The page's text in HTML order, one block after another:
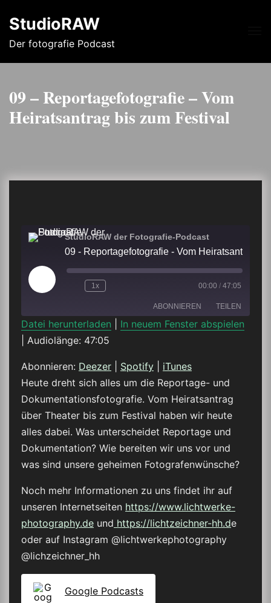
StudioRAW
Der fotografie Podcast
09 – Reportagefotografie – Vom
Heiratsantrag bis zum Festival
StudioRAW der Fotografie-Podcast
Play
Episode
1x 00:00 / 47:05
ABONNIEREN TEILEN
Deezer
RSS FEED
TEILEN
LINK
EMBED
Datei herunterladen
In neuem Fenster abspielen
Audiolänge: 47:05
Abonnieren: Deezer Spotify
iTunes
Heute dreht sich alles um die Reportage- und
Dokumentationsfotografie. Vom Heiratsantrag
über Theater bis zum Festival haben wir heute
alles dabei. Was unterscheidet Reportage und
Dokumentation? Wie bereiten wir uns vor und
was sind unsere geheimen Fotografenwünsche?
Noch mehr Informationen zu uns findet ihr auf
unseren Internetseiten https://www.lichtwerke-
photography.de und https://lichtzeichner-hh.de
oder auf Instagram @lichtwerkephotography
@lichzeichner_hh
Google Podcasts